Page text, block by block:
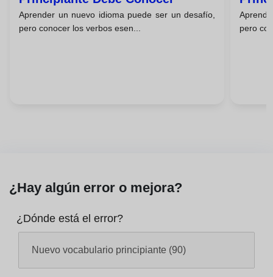
Aprender un nuevo idioma puede ser un desafío,
pero conocer los verbos esen...
pero
¿Hay algún error o mejora?
¿Dónde está el error?